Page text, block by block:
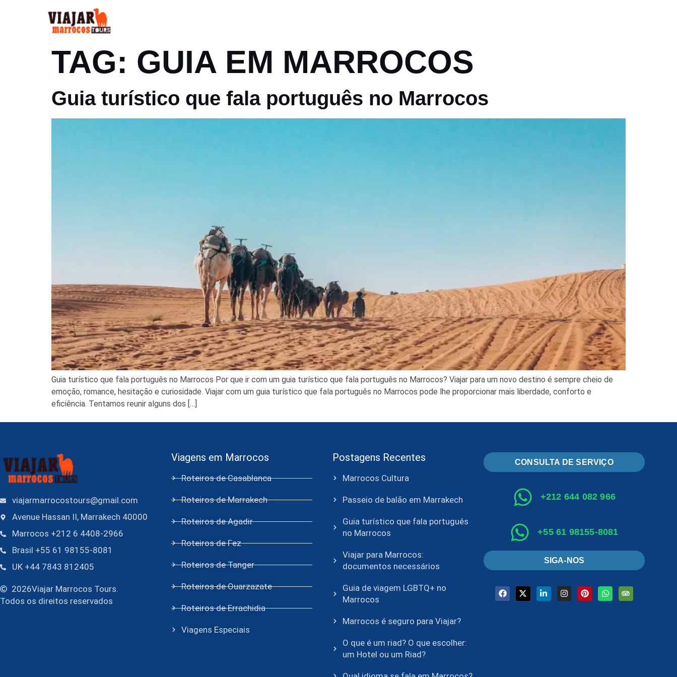
TAG: GUIA EM MARROCOS
Guia turístico que fala português no Marrocos
Guia turístico que fala português no Marrocos Por que ir com um guia turístico que fala português no Marrocos? Viajar para um novo destino é sempre cheio de
emoção, romance, hesitação e curiosidade. Viajar com um guia turístico que fala português no Marrocos pode lhe proporcionar mais liberdade, conforto e
eficiência. Tentamos reunir alguns dos […]
viajarmarrocostours@gmail.com
Avenue Hassan II, Marrakech 40000
Marrocos +212 6 4408-2966
Brasil +55 61 98155-8081
UK +44 7843 812405
2026Viajar Marrocos Tours.
Todos os direitos reservados
Viagens em Marrocos
Roteiros de Casablanca
Roteiros de Marrakech
Roteiros de Agadir
Roteiros de Fez
Roteiros de Tanger
Roteiros de Ouarzazate
Roteiros de Errachidia
Viagens Especiais
Postagens Recentes
Marrocos Cultura
Passeio de balão em Marrakech
Guia turístico que fala português
no Marrocos
Viajar para Marrocos:
documentos necessários
Guia de viagem LGBTQ+ no
Marrocos
Marrocos é seguro para Viajar?
O que é um riad? O que escolher:
um Hotel ou um Riad?
CONSULTA DE SERVIÇO
+212 644 082 966
+55 61 98155-8081
SIGA-NOS